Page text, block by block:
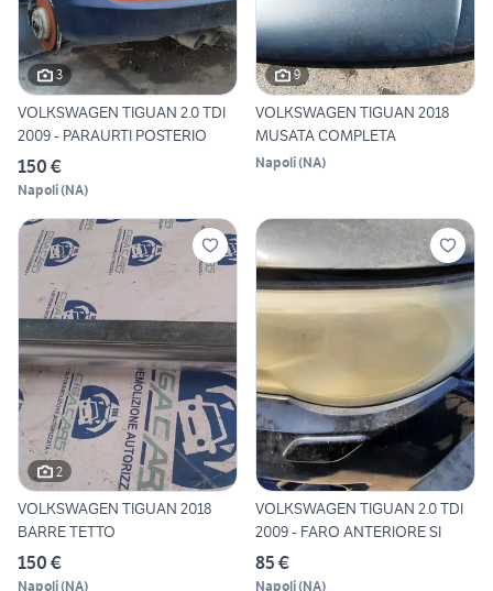
3
VOLKSWAGEN TIGUAN 2.0 TDI
2009 - PARAURTI POSTERIO
150 €
Napoli(NA)
9
VOLKSWAGEN TIGUAN 2018
MUSATA COMPLETA
Napoli(NA)
2
VOLKSWAGEN TIGUAN 2018
BARRE TETTO
150 €
Napoli(NA)
VOLKSWAGEN TIGUAN 2.0 TDI
2009 - FARO ANTERIORE SI
85 €
Napoli(NA)